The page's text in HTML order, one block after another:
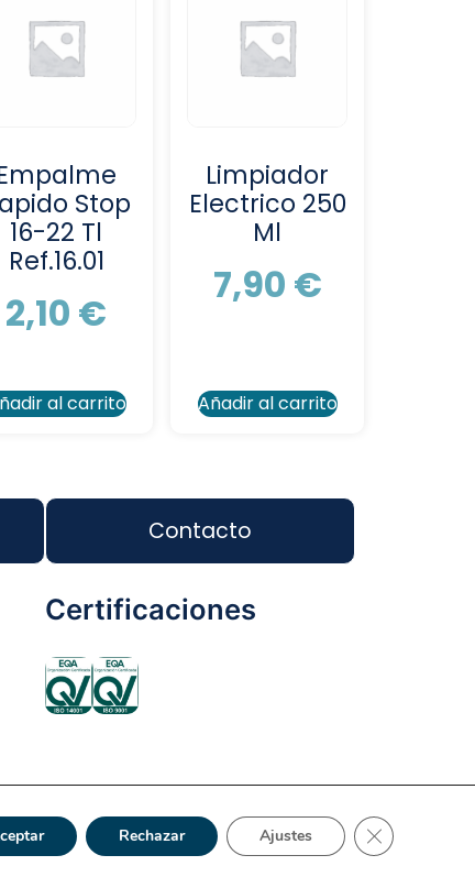
Stop
16-22 Tl
Ref.16.01
2,10 €
al carrito
Limpiador
Electrico 250
Ml
7,90 €
Añadir al carrito
Contacto
Certificaciones
Privacidad Reciclaje Tienda Online
Rechazar Ajustes Cerrar el